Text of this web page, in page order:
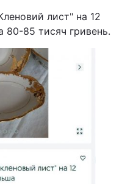
лист" на 12
80-85 тисяч гривень.